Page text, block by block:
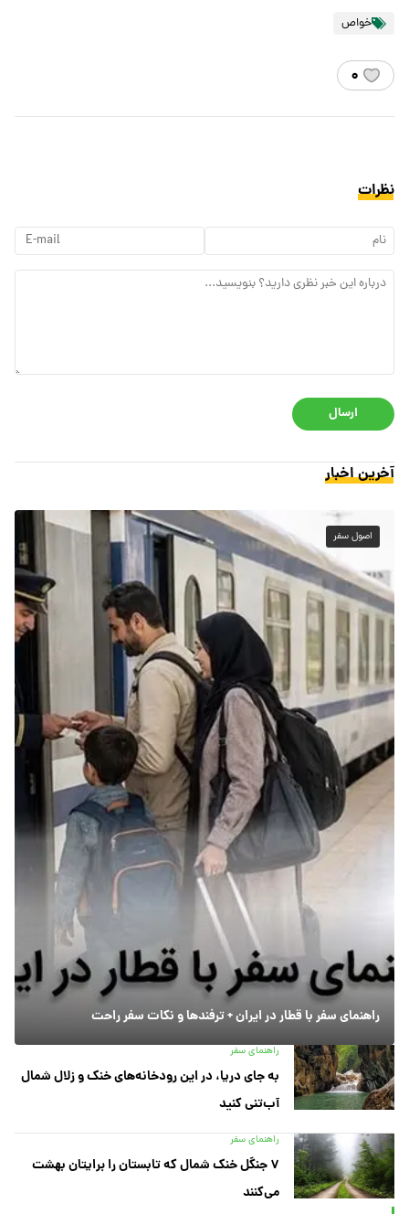
خواص
۰
نظرات
ارسال
آخرین اخبار
اصول سفر
راهنمای سفر با قطار در ایران + ترفندها و نکات سفر راحت
راهنمای سفر
به جای دریا، در این رودخانه‌های خنک و زلال شمال
آب‌تنی کنید
راهنمای سفر
۷ جنگل خنک شمال که تابستان را برایتان بهشت
می‌کنند